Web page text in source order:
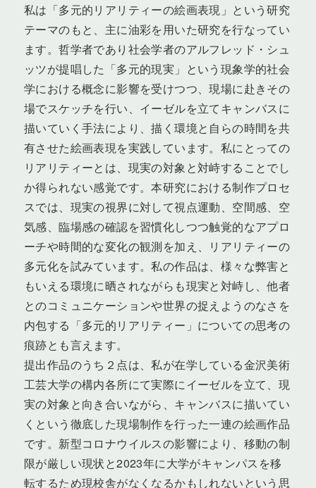
私は「多元的リアリティーの絵画表現」という研究
テーマのもと、主に油彩を用いた研究を行なってい
ます。哲学者であり社会学者のアルフレッド・シュ
ッツが提唱した「多元的現実」という現象学的社会
学における概念に影響を受けつつ、現場に赴きその
場でスケッチを行い、イーゼルを立てキャンバスに
描いていく手法により、描く環境と自らの時間を共
有させた絵画表現を実践しています。私にとっての
リアリティーとは、現実の対象と対峙することでし
か得られない感覚です。本研究における制作プロセ
スでは、現実の視界に対して視点運動、空間感、空
気感、臨場感の確認を習慣化しつつ触覚的なアプロ
ーチや時間的な変化の観測を加え、リアリティーの
多元化を試みています。私の作品は、様々な弊害と
もいえる環境に晒されながらも現実と対峙し、他者
とのコミュニケーションや世界の捉えようのなさを
内包する「多元的リアリティー」についての思考の
痕跡とも言えます。
提出作品のうち２点は、私が在学している金沢美術
工芸大学の構内各所にて実際にイーゼルを立て、現
実の対象と向き合いながら、キャンバスに描いてい
くという徹底した現場制作を行った一連の絵画作品
です。新型コロナウイルスの影響により、移動の制
限が厳しい現状と2023年に大学がキャンパスを移
転するため現校舎がなくなるかもしれないという思